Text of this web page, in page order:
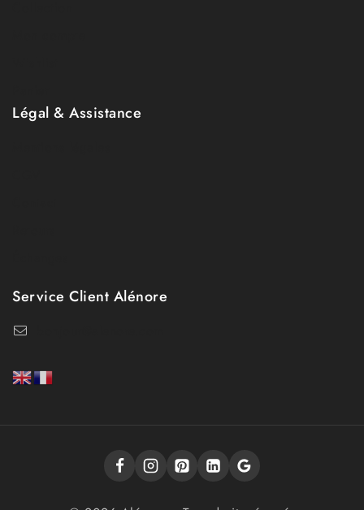
Légal & Assistance
Service Client Alénore